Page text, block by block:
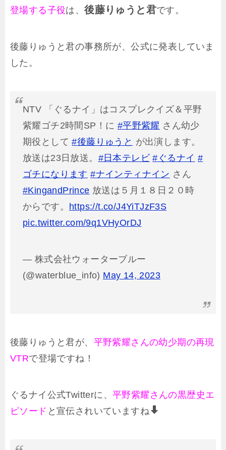
登場する子役は、後藤りゅうと君です。
後藤りゅうと君の事務所が、公式に発表していま
した。
NTV 「ぐるナイ」はコスプレクイズ＆平野
紫耀ゴチ2時間SP！に #平野紫耀 さん幼少
期役として#後藤りゅうと が出演します。
放送は23日放送。 #日本テレビ #ぐるナイ #
ゴチになります #ナインティナイン さん
#KingandPrince 放送は５月１８日２０時
からです。 https://t.co/J4YiTJzF3S
pic.twitter.com/9q1VHyOrDJ
— 株式会社ウォーターブルー
(@waterblue_info) May 14, 2023
後藤りゅうと君が、 平野紫耀さんの幼少期の再現
VTRで登場ですね！
ぐるナイ公式Twitterに、 平野紫耀さんの黒歴史エ
ピソード と宣伝されいていますね